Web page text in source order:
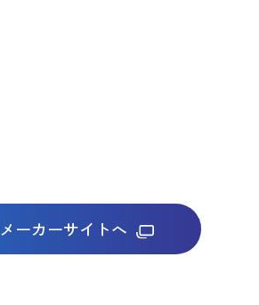
メーカーサイトへ